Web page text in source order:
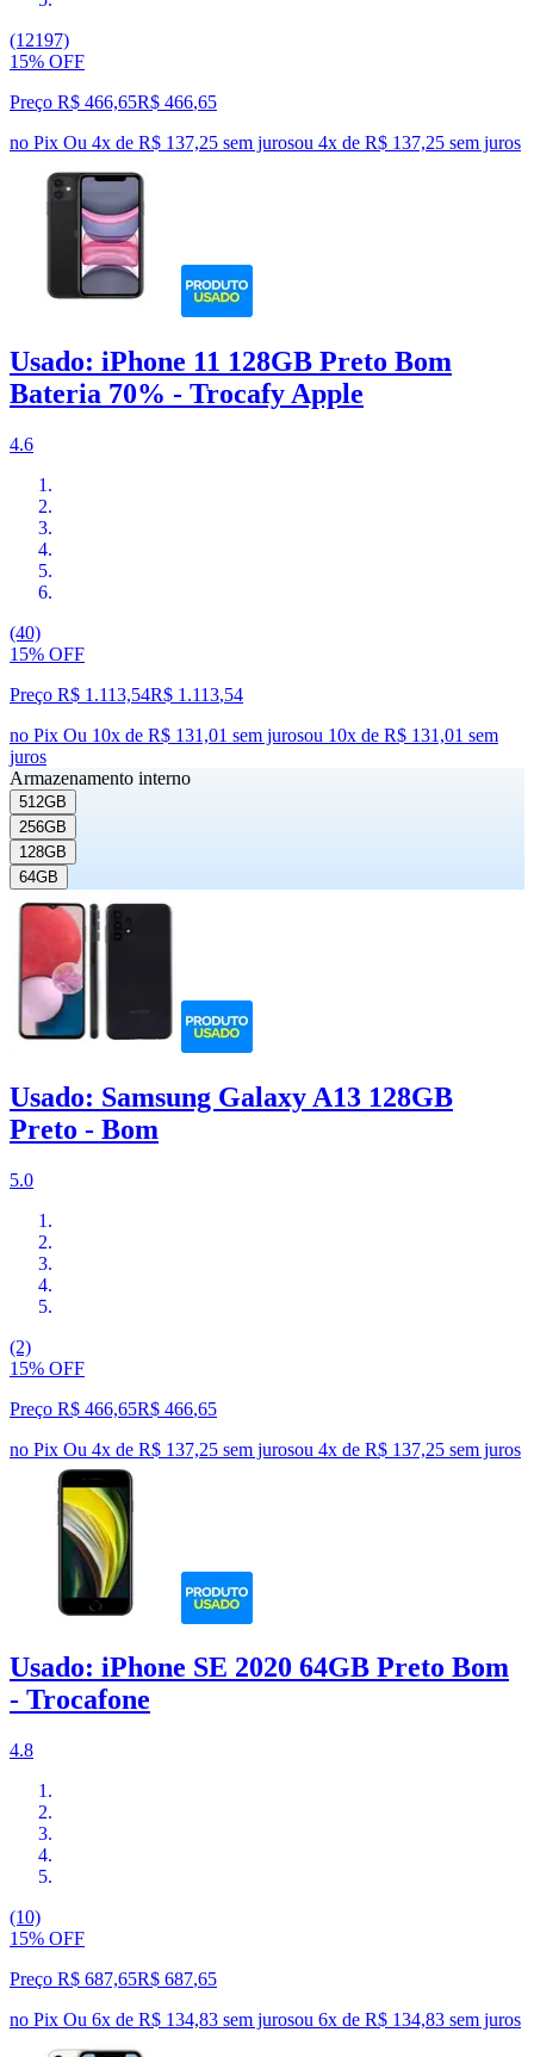
(12197)
15% OFF
Preço R$ 466,65R$ 466,65
no Pix Ou 4x de R$ 137,25 sem jurosou 4x de R$ 137,25 sem juros
Usado: iPhone 11 128GB Preto Bom
Bateria 70% - Trocafy Apple
4.6
(40)
15% OFF
Preço R$ 1.113,54R$ 1.113,54
no Pix Ou 10x de R$ 131,01 sem jurosou 10x de R$ 131,01 sem
juros
Armazenamento interno
512GB
256GB
128GB
64GB
Usado: Samsung Galaxy A13 128GB
Preto - Bom
5.0
(2)
15% OFF
Preço R$ 466,65R$ 466,65
no Pix Ou 4x de R$ 137,25 sem jurosou 4x de R$ 137,25 sem juros
Usado: iPhone SE 2020 64GB Preto Bom
- Trocafone
4.8
(10)
15% OFF
Preço R$ 687,65R$ 687,65
no Pix Ou 6x de R$ 134,83 sem jurosou 6x de R$ 134,83 sem juros